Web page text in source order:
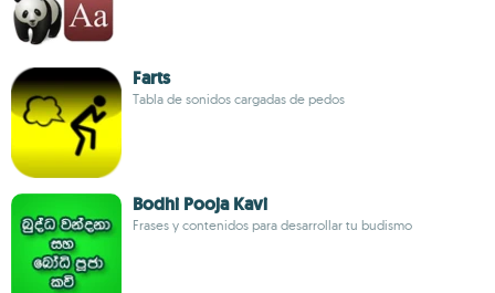
Farts
Tabla de sonidos cargadas de pedos
Bodhi Pooja Kavi
Frases y contenidos para desarrollar tu budismo